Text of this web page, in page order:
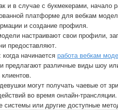
и в случае с букмекерами, начало
платформе для вебкам
и создание профиля.
настраивают свои профили,
предоставляют.
начинается работа вебкам
предлагают различные виды шоу
могут получать чаевые от
во время онлайн-
системы или другие доступные